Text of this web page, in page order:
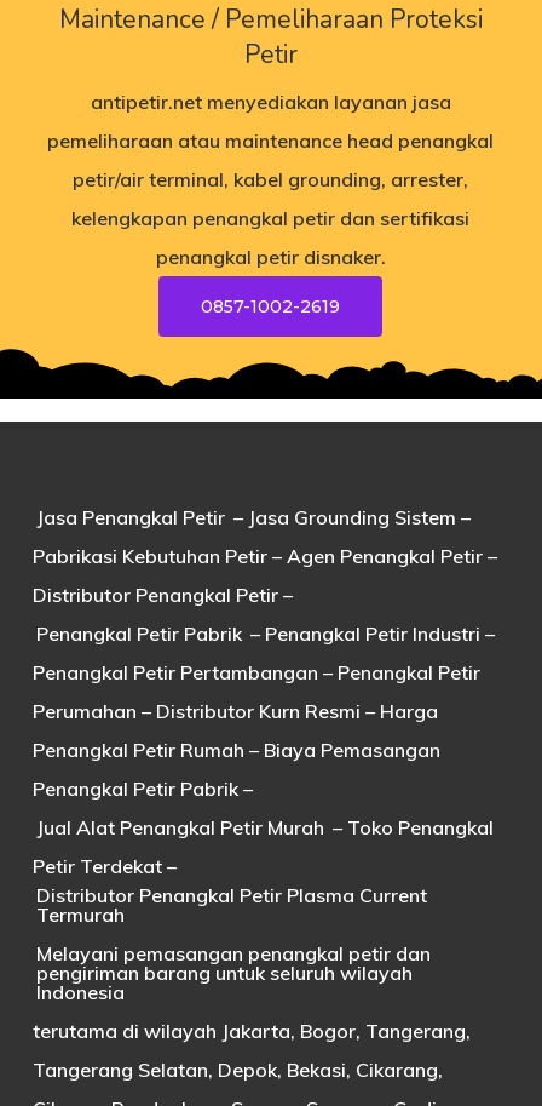
Maintenance / Pemeliharaan Proteksi
Petir
antipetir.netmenyediakan layanan jasa
pemeliharaan atau maintenance head penangkal
petir/air terminal, kabel grounding, arrester,
kelengkapan penangkal petir dan sertifikasi
penangkal petir disnaker.
0857-1002-2619
Jasa Penangkal Petir – Jasa Grounding Sistem –
Pabrikasi Kebutuhan Petir – Agen Penangkal Petir –
Distributor Penangkal Petir –
Penangkal Petir Pabrik – Penangkal Petir Industri –
Penangkal Petir Pertambangan – Penangkal Petir
Perumahan – Distributor Kurn Resmi – Harga
Penangkal Petir Rumah – Biaya Pemasangan
Penangkal Petir Pabrik –
Jual Alat Penangkal Petir Murah – Toko Penangkal
Petir Terdekat –
Distributor Penangkal Petir Plasma Current
Termurah
Melayani pemasangan penangkal petir dan
pengiriman barang untuk seluruh wilayah
Indonesia
terutama di wilayah Jakarta, Bogor, Tangerang,
Tangerang Selatan, Depok, Bekasi, Cikarang,